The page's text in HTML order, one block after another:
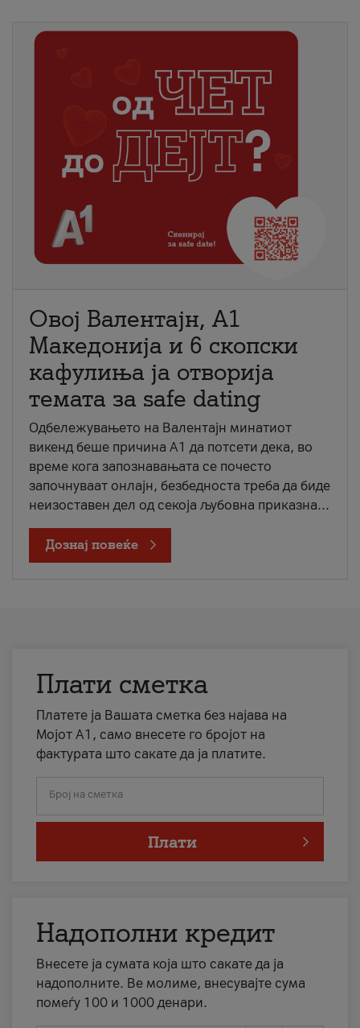
Овој Валентајн, A1
Македонија и 6 скопски
кафулиња ја отворија
темата за safe dating
Одбележувањето на Валентајн минатиот
викенд беше причина А1 да потсети дека, во
време кога запознавањата се почесто
започнуваат онлајн, безбедноста треба да биде
неизоставен дел од секоја љубовна приказна...
Дознај повеќе
Плати сметка
Платете ја Вашата сметка без најава на
Мојот А1, само внесете го бројот на
фактурата што сакате да ја платите.
Број на сметка
Плати
Надополни кредит
Внесете ја сумата која што сакате да ја
надополните. Ве молиме, внесувајте сума
помеѓу 100 и 1000 денари.